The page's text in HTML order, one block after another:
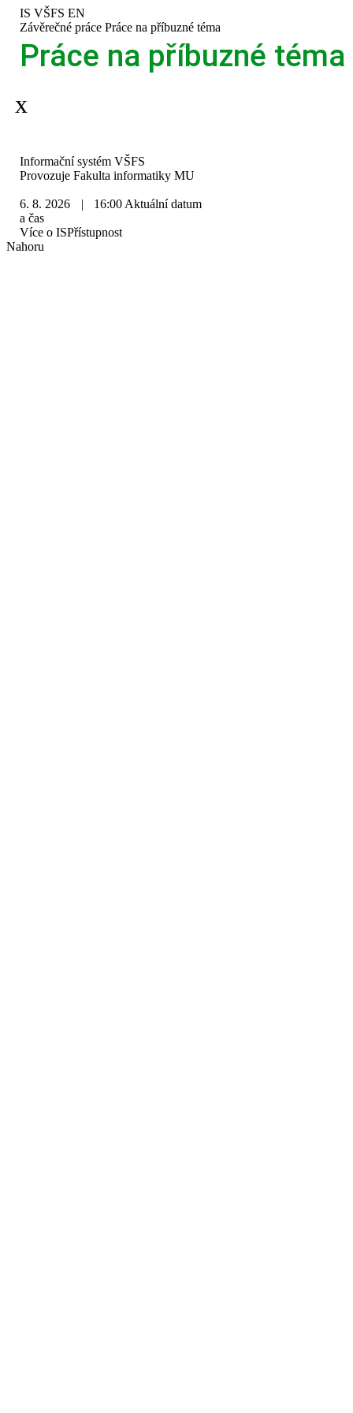
Přeskočit
horní
lištu
Přeskočit
hlavičku
Přeskočit
obsah
Přeskočit
patičku
IS VŠFS EN
>
Závěrečné práce >
Práce na příbuzné téma
Práce na příbuzné téma
IS
VŠFS
Informační systém VŠFS
ProvozujeFakulta informatiky MU
6. 8. 2026 16:00Aktuální datum
a čas
Více o ISPřístupnost
Nahoru